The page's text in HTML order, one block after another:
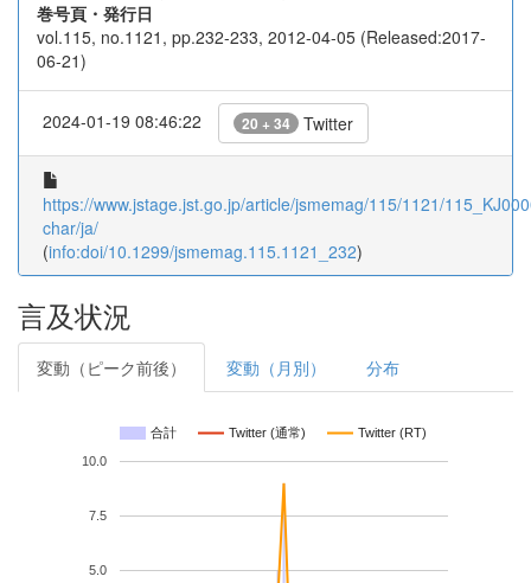
巻号頁・発行日
vol.115, no.1121, pp.232-233, 2012-04-05 (Released:2017-
06-21)
2024-01-19 08:46:22 20 + 34 Twitter
https://www.jstage.jst.go.jp/article/jsmemag/115/1121/
char/ja/
(info:doi/10.1299/jsmemag.115.1121_232)
言及状況
変動（ピーク前後） 変動（月別） 分布
合計 Twitter (通常) Twitter (RT)
5.0
7.5
10.0